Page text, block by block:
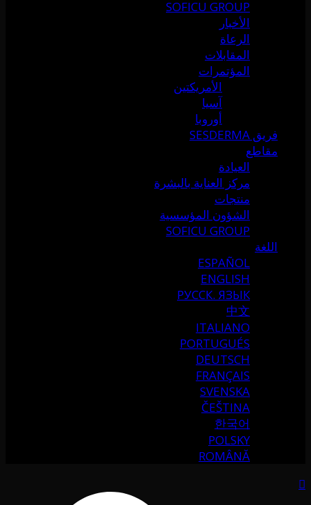
SOFICU GROUP
الأخبار
الرعاة
المقابلات
المؤتمرات
الأمريكتين
آسيا
أوروبا
فريق SESDERMA
مقاطع
العيادة
مركز العناية بالبشرة
منتجات
الشؤون المؤسسية
SOFICU GROUP
اللغة
ESPAÑOL
ENGLISH
РУССК. ЯЗЫК
中文
ITALIANO
PORTUGUÉS
DEUTSCH
FRANÇAIS
SVENSKA
ČEŠTINA
한국어
POLSKY
ROMÂNĂ